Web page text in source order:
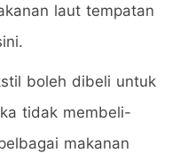
laut tempatan
boleh dibeli untuk
tidak membeli-
makanan